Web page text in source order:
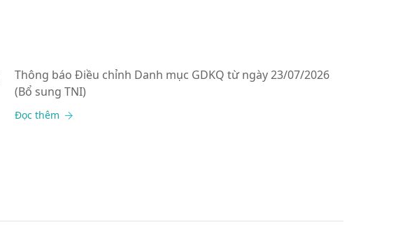
Thông báo Điều chỉnh Danh mục GDKQ từ ngày 23/07/2026
(Bổ sung TNI)
Đọc thêm